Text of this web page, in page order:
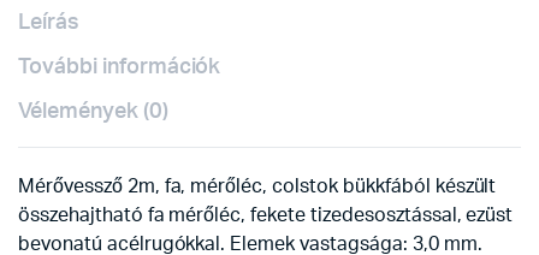
Leírás
További információk
Vélemények (0)
Mérővessző 2m, fa, mérőléc, colstok bükkfából készült
összehajtható fa mérőléc, fekete tizedesosztással, ezüst
bevonatú acélrugókkal. Elemek vastagsága: 3,0 mm.